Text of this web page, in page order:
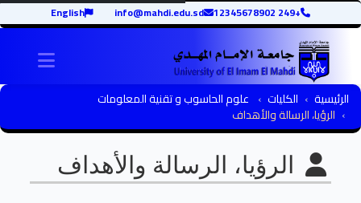
+249 12345678902
info@mahdi.edu.sd
English
الرئيسية الكليات علوم الحاسوب و تقنية المعلومات
الرؤيا، الرسالة والأهداف
الرؤيا، الرسالة والأهداف